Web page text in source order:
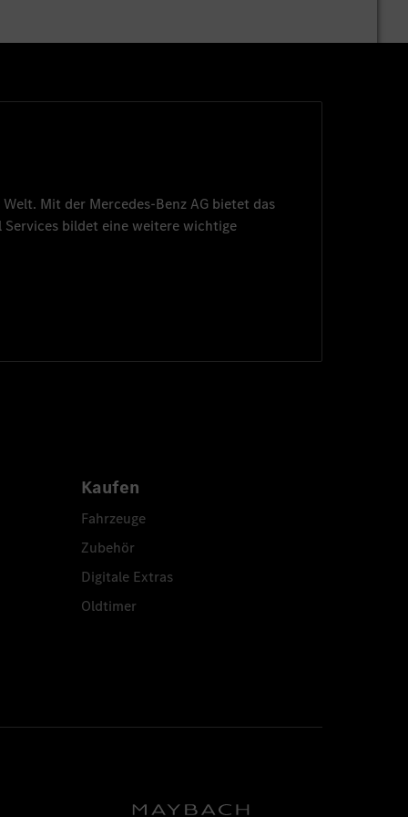
Mit der Mercedes-Benz AG bietet das
Services bildet eine weitere wichtige
Kaufen
Fahrzeuge
Zubehör
Digitale Extras
Oldtimer